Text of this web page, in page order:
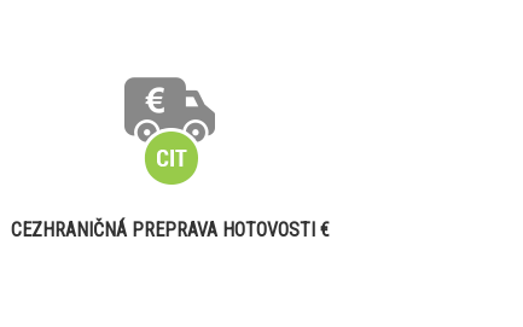
CEZHRANIČNÁ PREPRAVA HOTOVOSTI €